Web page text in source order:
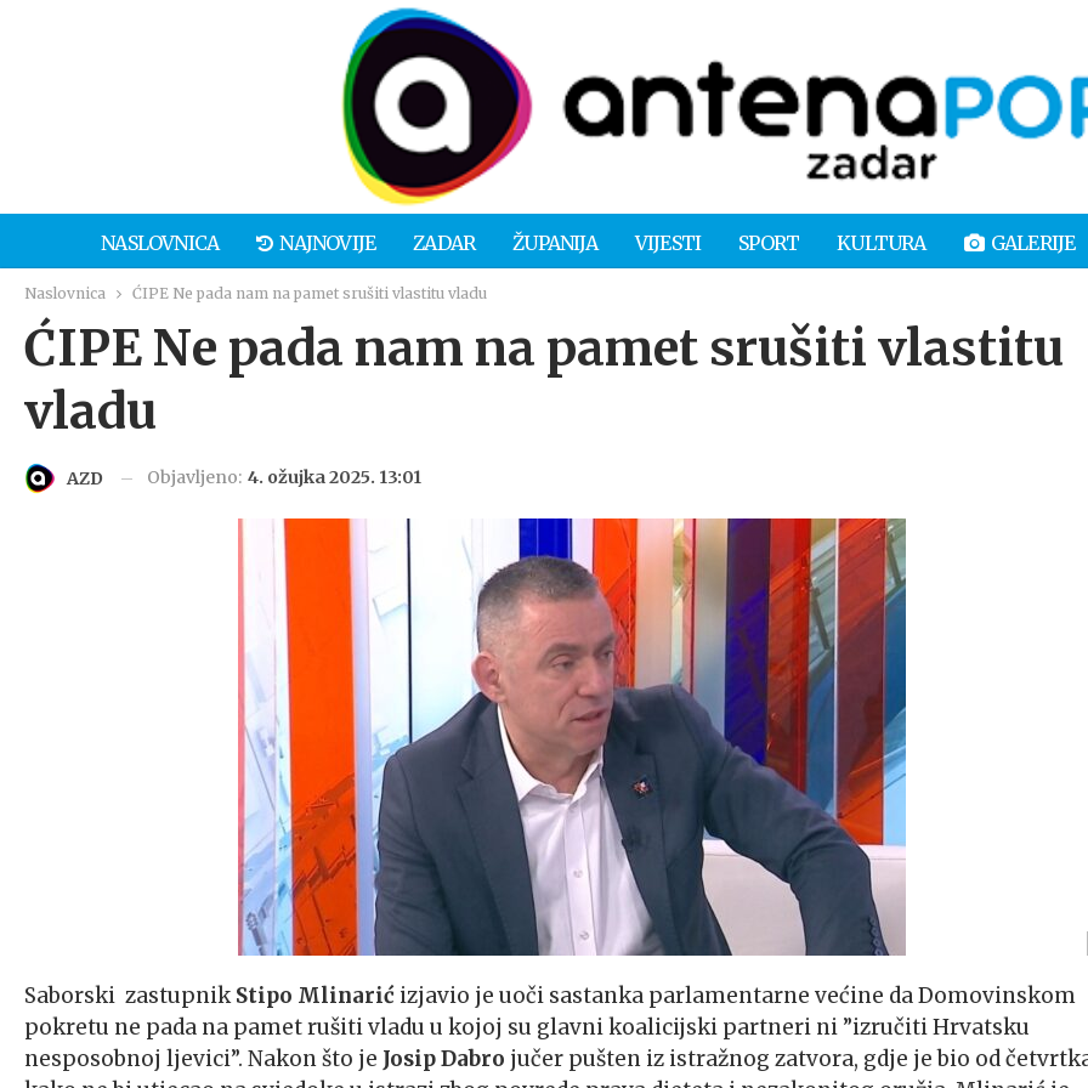
NASLOVNICA NAJNOVIJE ZADAR ŽUPANIJA VIJESTI SPORT KULTURA GALERIJE
Naslovnica ĆIPE Ne pada nam na pamet srušiti vlastitu vladu
ĆIPE Ne pada nam na pamet srušiti vlastitu
vladu
AZD Objavljeno: 4. ožujka 2025. 13:01
Saborski zastupnikStipo Mlinarić izjavio je uoči sastanka parlamentarne većine da Domovinskom
pokretu ne pada na pamet rušiti vladu u kojoj su glavni koalicijski partneri ni ”izručiti Hrvatsku
nesposobnoj ljevici”. Nakon što je JosipDabro jučer pušten iz istražnog zatvora, gdje je bio od